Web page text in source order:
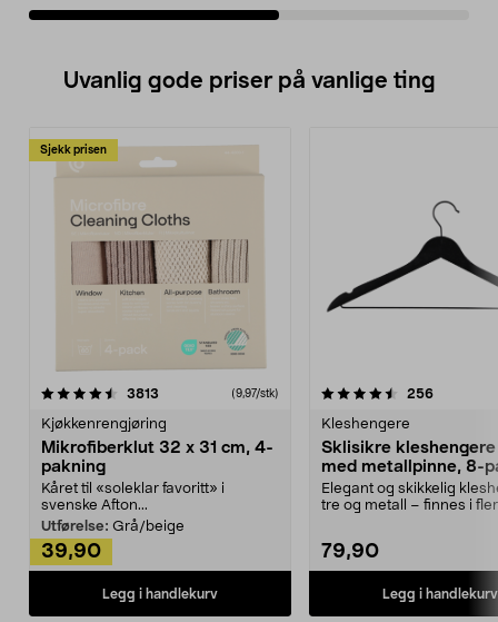
Uvanlig gode priser på vanlige ting
Sjekk prisen
3813 anmeldelser(9,97/stk)
Kjøkkenrengjøring
Mikrofiberklut 32 x 31 cm, 4-
pakning
Kåret til «soleklar favoritt» i
svenske Afton...
Utførelse: Grå/beige
39,90
Legg i handlekurv
4.5av 5 stjerner 256
Kleshengere
Sklisikre
med metallpinne, 8-
Elegant og skikkelig
tre og metall – finnes i
79,90
Legg i handlekurv
4.5av 5 stjerner